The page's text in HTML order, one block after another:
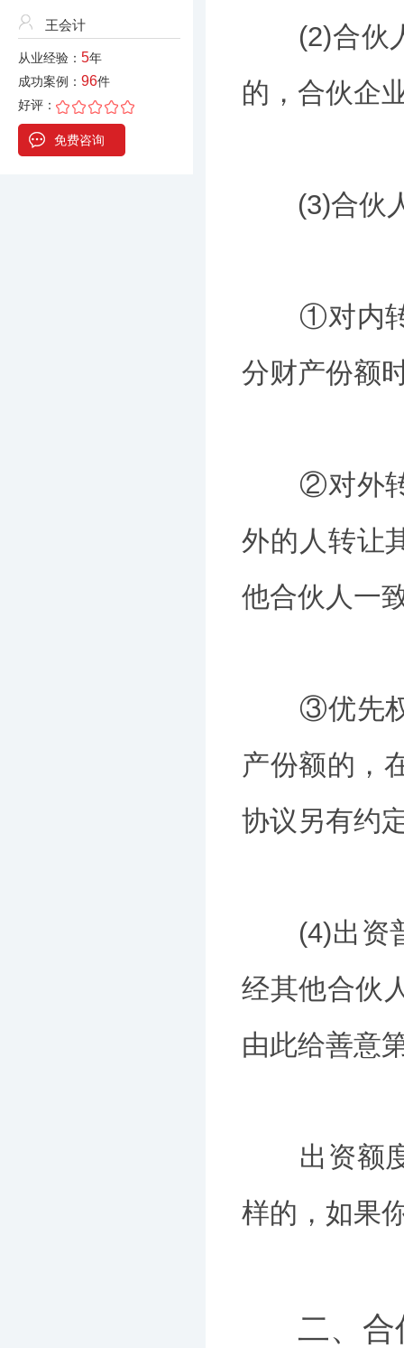
王会计
从业经验： 5年
成功案例： 96件
好评：
免费咨询
(2)合伙人
的，合伙企
(3)合伙人
①对内转
分财产份额
②对外转
外的人转让
他合伙人一
③优先权
产份额的，
协议另有约
(4)出资普
经其他合伙
由此给善意
出资额度
样的，如果
二、